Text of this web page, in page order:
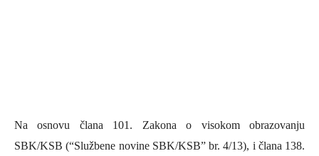
Na osnovu člana 101. Zakona o visokom obrazovanju
SBK/KSB (“Službene novine SBK/KSB” br. 4/13), i člana 138.